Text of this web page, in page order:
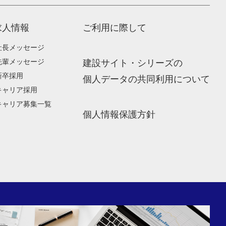
情報
長メッセージ
輩メッセージ
卒採用
ャリア採用
ャリア募集一覧
ご利用に際して
建設サイト・シリーズの
個人データの共同利用について
個人情報保護方針